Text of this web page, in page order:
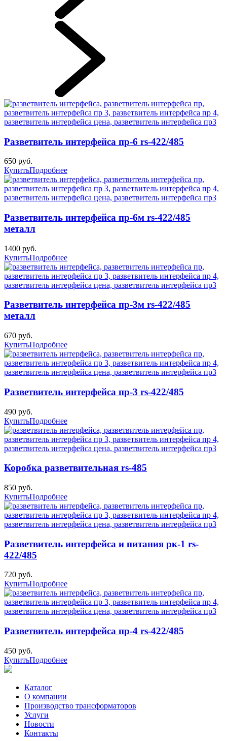
Разветвитель интерфейса пр-6 rs-422/485
650 руб.
КупитьПодробнее
Разветвитель интерфейса пр-6м rs-422/485
металл
1400 руб.
КупитьПодробнее
Разветвитель интерфейса пр-3м rs-422/485
металл
670 руб.
КупитьПодробнее
Разветвитель интерфейса пр-3 rs-422/485
490 руб.
КупитьПодробнее
Коробка разветвительная rs-485
850 руб.
КупитьПодробнее
Разветвитель интерфейса и питания рк-1 rs-
422/485
720 руб.
КупитьПодробнее
Разветвитель интерфейса пр-4 rs-422/485
450 руб.
КупитьПодробнее
Каталог
О компании
Производство трансформаторов
Услуги
Новости
Контакты